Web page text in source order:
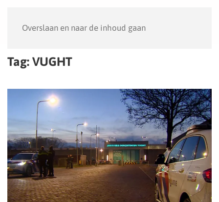
Overslaan en naar de inhoud gaan
Tag: VUGHT